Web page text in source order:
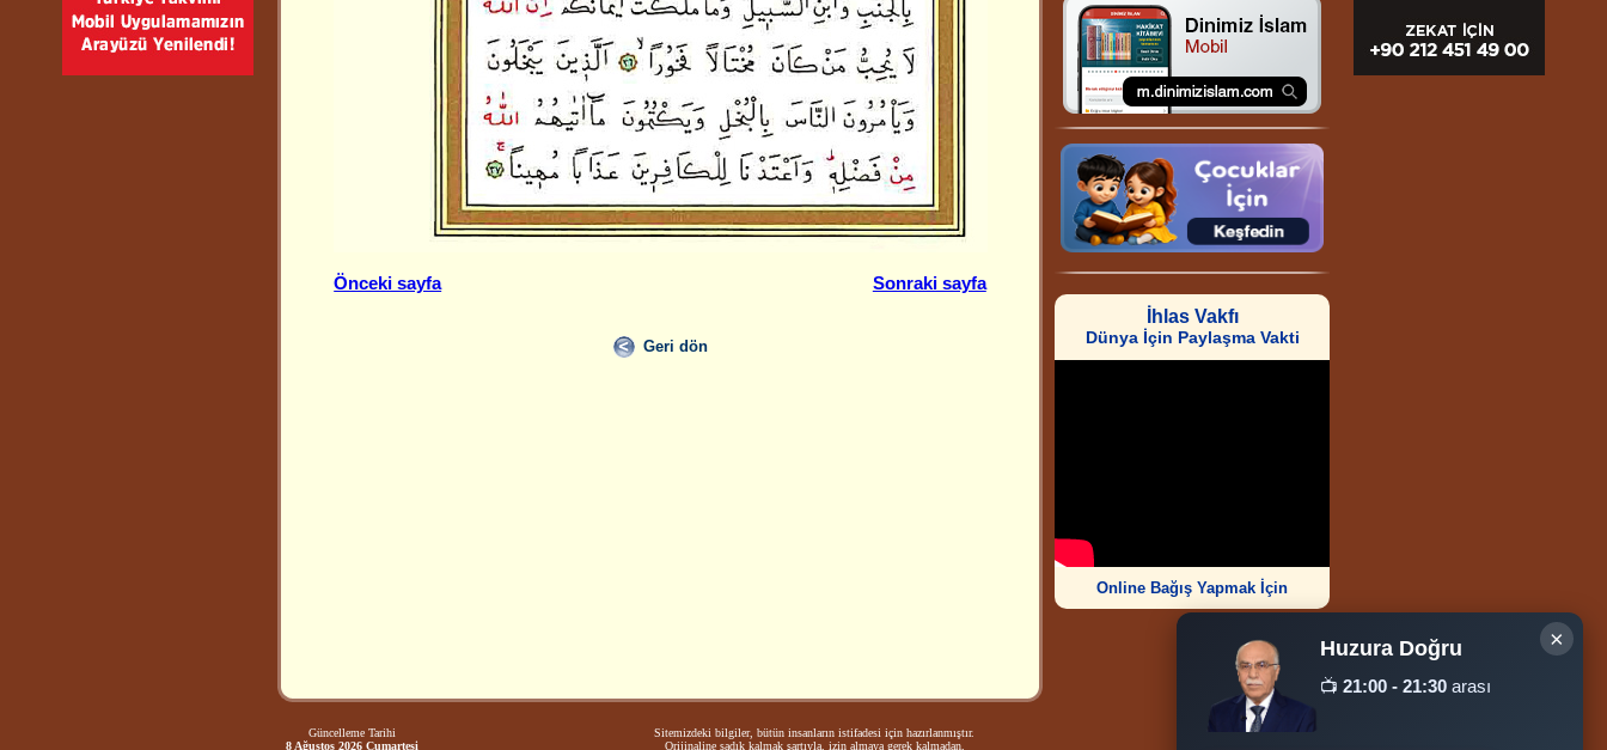
Önceki sayfa Sonraki sayfa
Geri dön
İhlas Vakfı
Dünya İçin Paylaşma Vakti
Online Bağış Yapmak İçin
Güncelleme Tarihi
8 Ağustos 2026 Cumartesi
Sitemizdeki bilgiler, bütün insanların istifadesi için hazırlanmıştır.
Orijinaline sadık kalmak şartıyla, izin almaya gerek kalmadan,
Ziyaretçi Sayısı
×
Huzura Doğru
📺 21:00 - 21:30 arası